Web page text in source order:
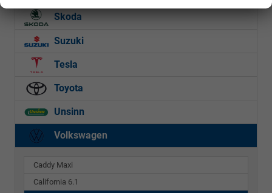
Skoda
Suzuki
Tesla
Toyota
Unsinn
Volkswagen
Caddy Maxi
California 6.1